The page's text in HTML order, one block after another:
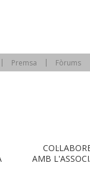
Premsa Fòrums
AMB